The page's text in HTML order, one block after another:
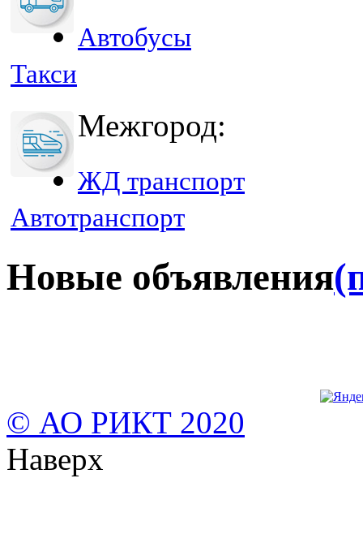
Автобусы
Такси
Межгород:
ЖД транспорт
Автотранспорт
Новые объявления
© АО РИКТ 2020
Наверх